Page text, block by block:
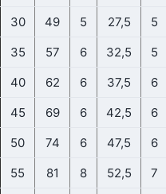
30
49 5 27,5 5
35
57 6 32,5 5
40
62 6 37,5 6
45
69 6 42,5 6
50
74 6 47,5 6
55
81 8 52,5 7